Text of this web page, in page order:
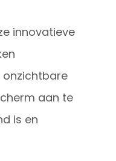
innovatieve
aan te
is en